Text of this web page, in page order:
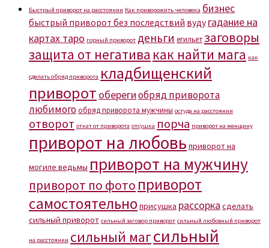
Быстрый приворот на расстоянии Как приворожить человека бизнес
быстрый приворот без последствий вуду гадание на
картах таро горный приворот деньги егильетзаговоры
защита от негатива как найти мага как
сделать обряд приворота кладбищенский
приворот оберегиобряд приворота
любимогообряд приворота мужчины остуда на расстоянии
отворот откат от приворота отсушка порча приворот на женщину
приворот на любовь приворот на
могиле ведьмы приворот на мужчину
приворот по фото приворот
самостоятельноприсушка рассорка сделать
сильный приворот сильный заговор приворот сильный любовный приворот
на расстоянии сильный магсильный